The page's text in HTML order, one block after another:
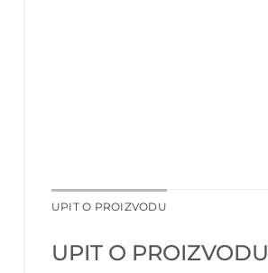
UPIT O PROIZVODU
UPIT O PROIZVODU